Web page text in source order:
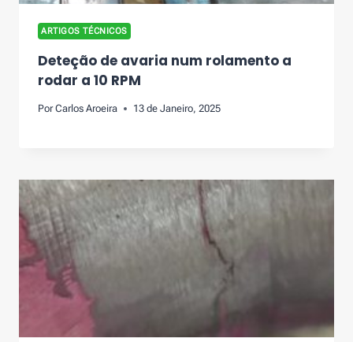
ARTIGOS TÉCNICOS
Deteção de avaria num rolamento a
rodar a 10 RPM
Por Carlos Aroeira 13 de Janeiro, 2025